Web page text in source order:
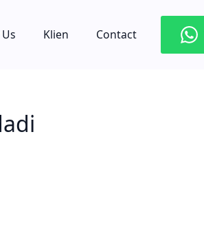
Klien Contact